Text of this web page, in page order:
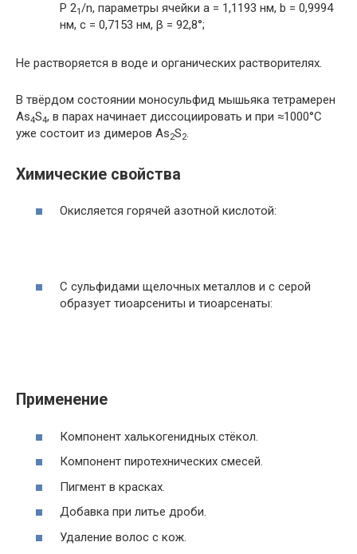
P 21 /n, параметры ячейки a = 1,1193 нм, b = 0,9994
нм, c = 0,7153 нм, β = 92,8°;
Не растворяется в воде и органических растворителях.
В твёрдом состоянии моносульфид мышьяка тетрамерен
As4S4, в парах начинает диссоциировать и при ≈1000°С
уже состоит из димеров As2S2.
Химические свойства
Окисляется горячей азотной кислотой:
С сульфидами щелочных металлов и с серой
образует тиоарсениты и тиоарсенаты:
Применение
Компонент халькогенидных стёкол.
Компонент пиротехнических смесей.
Пигмент в красках.
Добавка при литье дроби.
Удаление волос с кож.